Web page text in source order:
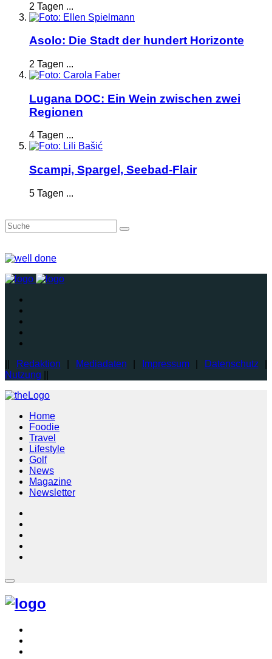
2 Tagen ...
Asolo: Die Stadt der hundert Horizonte
2 Tagen ...
Lugana DOC: Ein Wein zwischen zwei
Regionen
4 Tagen ...
Scampi, Spargel, Seebad-Flair
5 Tagen ...
Redaktion Mediadaten Impressum| Datenschutz
Nutzung
Home
Foodie
Travel
Lifestyle
Golf
News
Magazine
Newsletter